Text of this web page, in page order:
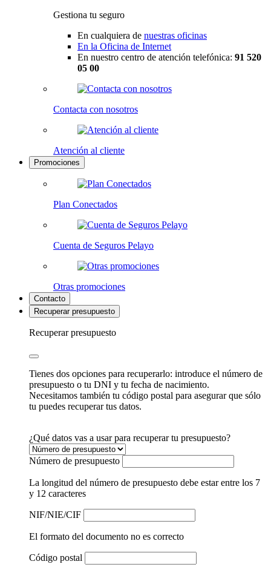
Gestiona tu seguro
En cualquiera de nuestras oficinas
En la Oficina de Internet
En nuestro centro de atención telefónica: 91 520
05 00
Contacta con nosotros
Atención al cliente
Promociones
Plan Conectados
Cuenta de Seguros Pelayo
Otras promociones
Contacto
Recuperar presupuesto
Recuperar presupuesto
Tienes dos opciones para recuperarlo: introduce el número de
presupuesto o tu DNI y tu fecha de nacimiento.
Necesitamos también tu código postal para asegurar que sólo
tu puedes recuperar tus datos.
¿Qué datos vas a usar para recuperar tu presupuesto?
Número de presupuesto
La longitud del número de presupuesto debe estar entre los 7
y 12 caracteres
NIF/NIE/CIF
El formato del documento no es correcto
Código postal